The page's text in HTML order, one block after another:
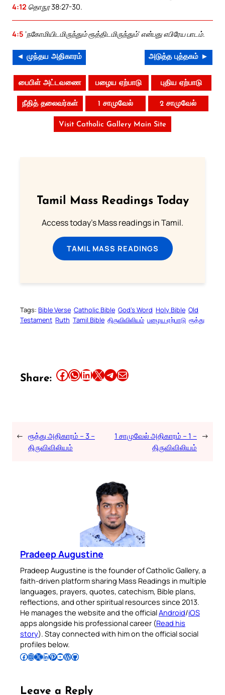
4:12 தொநூ 38:27-30.
4:5 ‘நகோமியிடமிருந்தும் ரூத்திடமிருந்தும்’ என்பது எபிரேய பாடம்.
◄ முந்தய அதிகாரம் அடுத்த புத்தகம் ►
பைபிள் அட்டவணை பழைய ஏற்பாடு புதிய ஏற்பாடு
நீதித் தலைவர்கள் 1 சாமுவேல் 2 சாமுவேல்
Visit Catholic Gallery Main Site
Tamil Mass Readings Today
Access today's Mass readings in Tamil.
TAMIL MASS READINGS
Tags: Bible Verse Catholic Bible God’s Word Holy Bible Old
Testament Ruth Tamil Bible திருவிவிலியம் பழைய ஏற்பாடு ரூத்து
Share: Share this article on Facebook Share this article on WhatsApp Share this article on LinkedIn Share this article on X Share this article on TelegramEmail this Article
← ரூத்து அதிகாரம் – 3 –
திருவிவிலியம்
1 சாமுவேல் அதிகாரம் – 1 –
திருவிவிலியம்
→
Pradeep Augustine
Pradeep Augustine is the founder of Catholic Gallery, a
faith-driven platform sharing Mass Readings in multiple
languages, prayers, quotes, catechism, Bible plans,
reflections, and other spiritual resources since 2013.
He manages the website and the officialAndroid/iOS
apps alongside his professional career (Read his
story). Stay connected with him on the official social
profiles below.
Follow Pradeep on Facebook Follow Pradeep on InstagramFollow Pradeep on X Follow Pradeep on LinkedIn Follow Pradeep on Pinterest Subscribe to Pradeep’s Youtube Channel Follow Pradeep on WordPress Follow Pradeep on GitHub
Leave a Reply